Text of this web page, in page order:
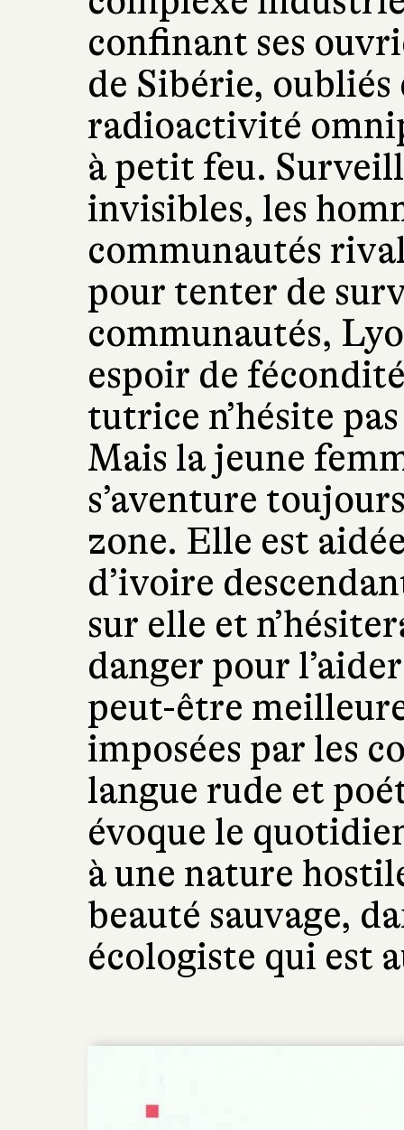
confinant ses
de Sibérie, oubliés
radioactivité
à petit feu.
invisibles, les
communautés
pour tenter de
communautés,
espoir de
tutrice n’hésite
Mais la jeune
s’aventure
zone. Elle est
d’ivoire
sur elle et
danger pour
peut-être
imposées par les
langue rude et
évoque le
à une nature
beauté sauvage,
écologiste qui est